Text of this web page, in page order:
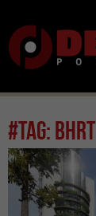
#tag: bhrt